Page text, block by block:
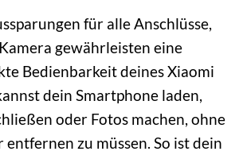
für alle Anschlüsse,
gewährleisten eine
Bedienbarkeit deines Xiaomi
dein Smartphone laden,
oder Fotos machen, ohne
entfernen zu müssen. So ist dein